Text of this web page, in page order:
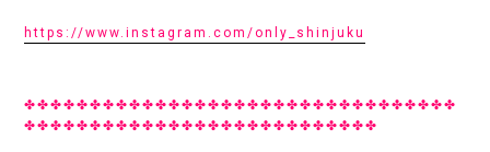
https://www.instagram.com/only_shinjuku
✤✤✤✤✤✤✤✤✤✤✤✤✤✤✤✤✤✤✤✤✤✤✤✤✤✤✤✤✤✤✤✤✤
✤✤✤✤✤✤✤✤✤✤✤✤✤✤✤✤✤✤✤✤✤✤✤✤✤✤✤